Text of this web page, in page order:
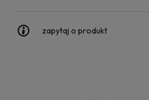
zapytaj o produkt